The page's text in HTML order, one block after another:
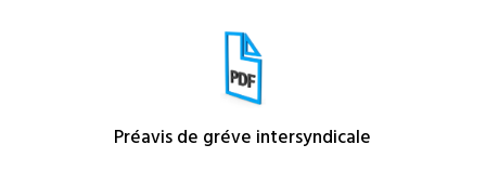
Préavis de gréve intersyndicale